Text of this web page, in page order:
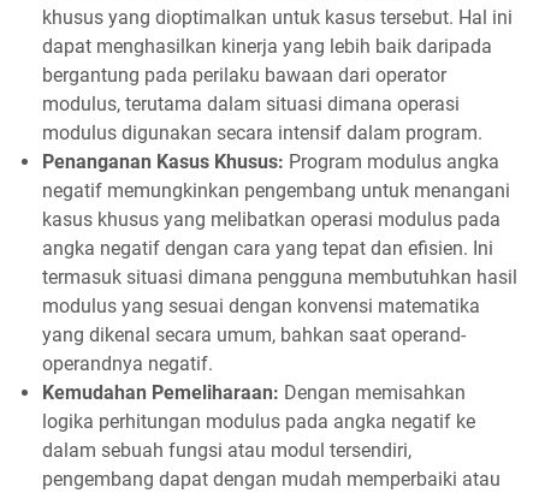
khusus yang dioptimalkan untuk kasus tersebut. Hal ini
dapat menghasilkan kinerja yang lebih baik daripada
bergantung pada perilaku bawaan dari operator
modulus, terutama dalam situasi dimana operasi
modulus digunakan secara intensif dalam program.
Penanganan Kasus Khusus: Program modulus angka
negatif memungkinkan pengembang untuk menangani
kasus khusus yang melibatkan operasi modulus pada
angka negatif dengan cara yang tepat dan efisien. Ini
termasuk situasi dimana pengguna membutuhkan hasil
modulus yang sesuai dengan konvensi matematika
yang dikenal secara umum, bahkan saat operand-
operandnya negatif.
Kemudahan Pemeliharaan: Dengan memisahkan
logika perhitungan modulus pada angka negatif ke
dalam sebuah fungsi atau modul tersendiri,
pengembang dapat dengan mudah memperbaiki atau